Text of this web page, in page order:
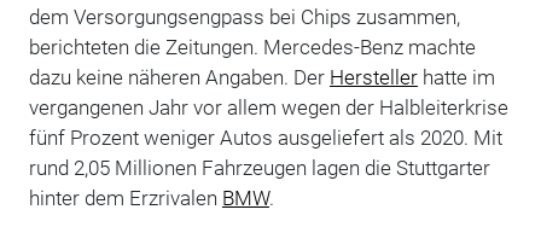
dem Versorgungsengpass bei Chips zusammen,
berichteten die Zeitungen. Mercedes-Benz machte
dazu keine näheren Angaben. Der Herstellerhatte im
vergangenen Jahr vor allem wegen der Halbleiterkrise
fünf Prozent weniger Autos ausgeliefert als 2020. Mit
rund 2,05 Millionen Fahrzeugen lagen die Stuttgarter
hinter dem Erzrivalen BMW.